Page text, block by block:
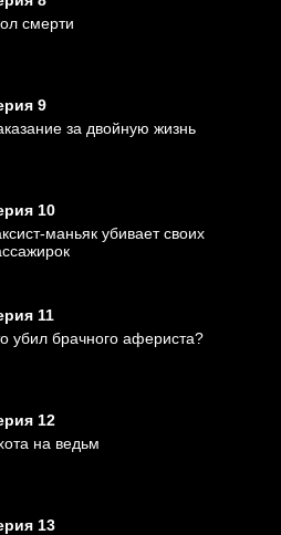
смерти
9
за двойную жизнь
10
маньяк убивает своих
11
убил брачного афериста?
12
на ведьм
13